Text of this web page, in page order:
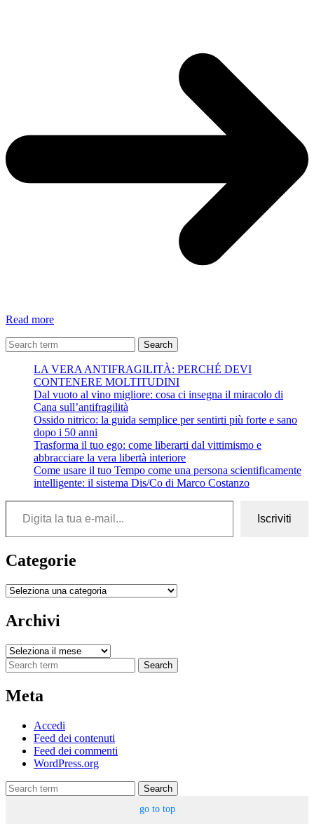
Read moreCOSA
DI
TI
MANIPOLANO?
Marcello
Foa
Search
LA VERA ANTIFRAGILITÀ: PERCHÉ DEVI
CONTENERE MOLTITUDINI
Dal vuoto al vino migliore: cosa ci insegna il miracolo di
Cana sull’antifragilità
Ossido nitrico: la guida semplice per sentirti più forte e sano
dopo i 50 anni
Trasforma il tuo ego: come liberarti dal vittimismo e
abbracciare la vera libertà interiore
Come usare il tuo Tempo come una persona scientificamente
intelligente: il sistema Dis/Co di Marco Costanzo
Digita la tua e-mail...
Iscriviti
Categorie
Categorie
Archivi
Archivi
Search
Meta
Accedi
Feed dei contenuti
Feed dei commenti
WordPress.org
Search
go to top